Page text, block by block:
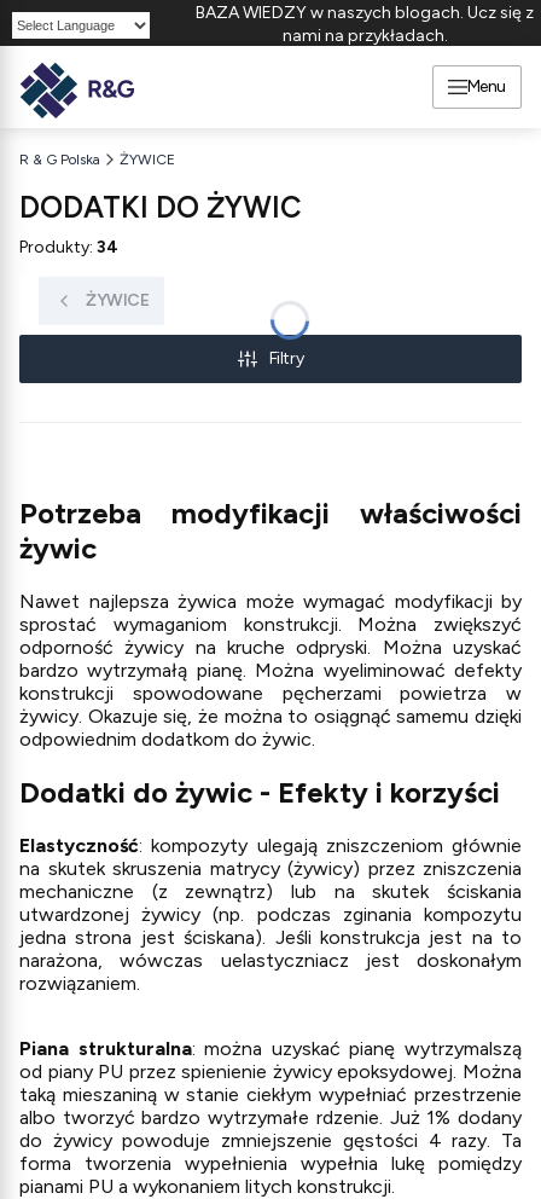
Powered by
BAZA WIEDZY w naszych blogach. Ucz się z
nami na przykładach.
Menu
R & G Polska ŻYWICE
DODATKI DO ŻYWIC
Produkty: 34
ŻYWICE
Filtry
Potrzeba modyfikacji właściwości
żywic
Nawet najlepsza żywica może wymagać modyfikacji by
sprostać wymaganiom konstrukcji. Można zwiększyć
odporność żywicy na kruche odpryski. Można uzyskać
bardzo wytrzymałą pianę. Można wyeliminować defekty
konstrukcji spowodowane pęcherzami powietrza w
żywicy. Okazuje się, że można to osiągnąć samemu dzięki
odpowiednim dodatkom do żywic.
Dodatki do żywic - Efekty i korzyści
Elastyczność: kompozyty ulegają zniszczeniom głównie
na skutek skruszenia matrycy (żywicy) przez zniszczenia
mechaniczne (z zewnątrz) lub na skutek ściskania
utwardzonej żywicy (np. podczas zginania kompozytu
jedna strona jest ściskana). Jeśli konstrukcja jest na to
narażona, wówczas uelastyczniacz jest doskonałym
rozwiązaniem.
Piana strukturalna: można uzyskać pianę wytrzymalszą
od piany PU przez spienienie żywicy epoksydowej. Można
taką mieszaniną w stanie ciekłym wypełniać przestrzenie
albo tworzyć bardzo wytrzymałe rdzenie. Już 1% dodany
do żywicy powoduje zmniejszenie gęstości 4 razy. Ta
forma tworzenia wypełnienia wypełnia lukę pomiędzy
pianami PU a wykonaniem litych konstrukcji.